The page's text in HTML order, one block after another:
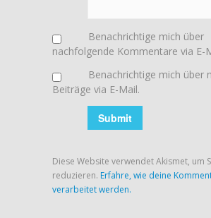
Benachrichtige mich über
nachfolgende Kommentare via E-
Benachrichtige mich über
Beiträge via E-Mail.
Diese Website verwendet Akismet, um
reduzieren. Erfahre, wie deine
verarbeitet werden.